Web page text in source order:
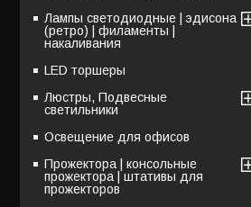
Лампы светодиодные | эдисона
(ретро) | филаменты |
накаливания
LED торшеры
Люстры, Подвесные
светильники
Освещение для офисов
Прожектора | консольные
прожектора | штативы для
прожекторов